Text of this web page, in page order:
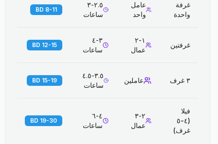
غرفة
واحدة
عامل
واحد
٢.٥-٣
ساعات
8-11 BD
غرفتين
١-٢
عمال
٣-٤
ساعات
12-15 BD
٣ غرف عاملين
٣.٥-٤.٥
ساعات
15-19 BD
فيلا
(٤-٥
غرف)
٢-٣
عمال
٤-٦
ساعات
19-30 BD